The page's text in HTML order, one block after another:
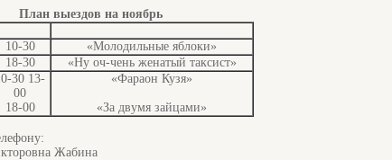
План выездов на ноябрь
10-30
«Молодильные яблоки»
18-30
«Ну оч-чень женатый таксист»
30 13-
00
18-00
«Фараон Кузя»
«За двумя зайцами»
Жабина